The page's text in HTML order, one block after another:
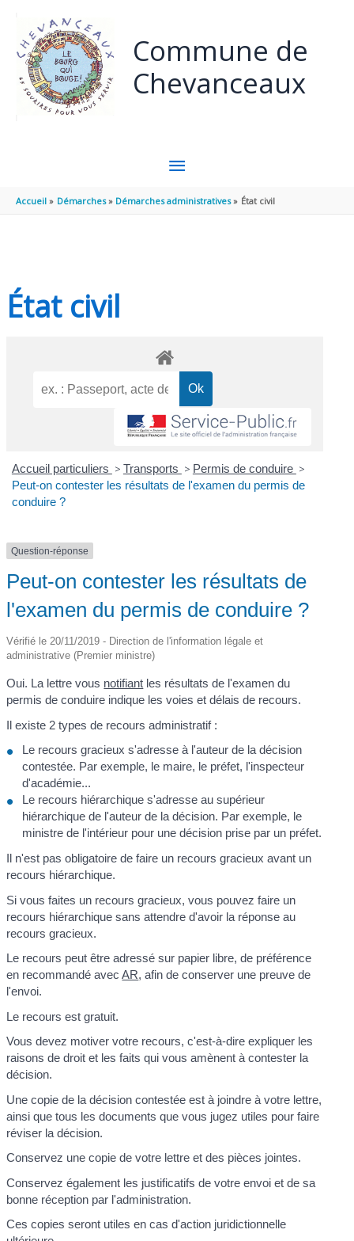
Commune de
Chevanceaux
MENU
PRINCIPAL
Accueil Démarches Démarches administratives État civil
État civil
Accueil particuliers > Transports > Permis de conduire >
Peut-on contester les résultats de l'examen du permis de
conduire ?
Question-réponse
Peut-on contester les résultats de
l'examen du permis de conduire ?
Vérifié le 20/11/2019 - Direction de l'information légale et
administrative (Premier ministre)
Oui. La lettre vous notifiant les résultats de l'examen du
permis de conduire indique les voies et délais de recours.
Il existe 2 types de recours administratif :
Le recours gracieux s'adresse à l'auteur de la décision
contestée. Par exemple, le maire, le préfet, l'inspecteur
d'académie...
Le recours hiérarchique s'adresse au supérieur
hiérarchique de l'auteur de la décision. Par exemple, le
ministre de l'intérieur pour une décision prise par un préfet.
Il n'est pas obligatoire de faire un recours gracieux avant un
recours hiérarchique.
Si vous faites un recours gracieux, vous pouvez faire un
recours hiérarchique sans attendre d'avoir la réponse au
recours gracieux.
Le recours peut être adressé sur papier libre, de préférence
en recommandé avecAR, afin de conserver une preuve de
l'envoi.
Le recours est gratuit.
Vous devez motiver votre recours, c'est-à-dire expliquer les
raisons de droit et les faits qui vous amènent à contester la
décision.
Une copie de la décision contestée est à joindre à votre lettre,
ainsi que tous les documents que vous jugez utiles pour faire
réviser la décision.
Conservez une copie de votre lettre et des pièces jointes.
Conservez également les justificatifs de votre envoi et de sa
bonne réception par l'administration.
Ces copies seront utiles en cas d'action juridictionnelle